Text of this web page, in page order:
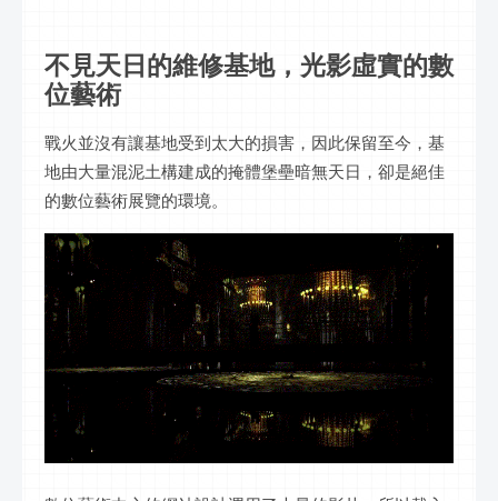
不見天日的維修基地，光影虛實的數
位藝術
戰火並沒有讓基地受到太大的損害，因此保留至今，基
地由大量混泥土構建成的掩體堡壘暗無天日，卻是絕佳
的數位藝術展覽的環境。